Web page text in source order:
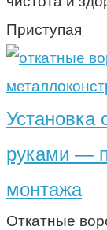
Приступая
Установка
руками —
монтажа
Откатные